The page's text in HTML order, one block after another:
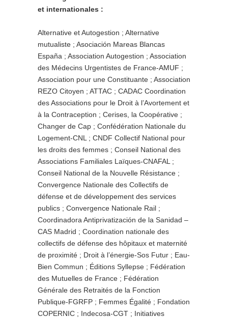
et internationales :
Alternative et Autogestion ; Alternative
mutualiste ; Asociación Mareas Blancas
España ; Association Autogestion ; Association
des Médecins Urgentistes de France-AMUF ;
Association pour une Constituante ; Association
REZO Citoyen ; ATTAC ; CADAC Coordination
des Associations pour le Droit à l’Avortement et
à la Contraception ; Cerises, la Coopérative ;
Changer de Cap ; Confédération Nationale du
Logement-CNL ; CNDF Collectif National pour
les droits des femmes ; Conseil National des
Associations Familiales Laïques-CNAFAL ;
Conseil National de la Nouvelle Résistance ;
Convergence Nationale des Collectifs de
défense et de développement des services
publics ; Convergence Nationale Rail ;
Coordinadora Antiprivatización de la Sanidad –
CAS Madrid ; Coordination nationale des
collectifs de défense des hôpitaux et maternité
de proximité ; Droit à l’énergie-Sos Futur ; Eau-
Bien Commun ; Éditions Syllepse ; Fédération
des Mutuelles de France ; Fédération
Générale des Retraités de la Fonction
Publique-FGRFP ; Femmes Égalité ; Fondation
COPERNIC ; Indecosa-CGT ; Initiatives